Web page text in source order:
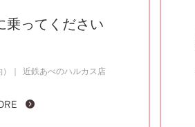
乗ってください
近鉄あべのハルカス店